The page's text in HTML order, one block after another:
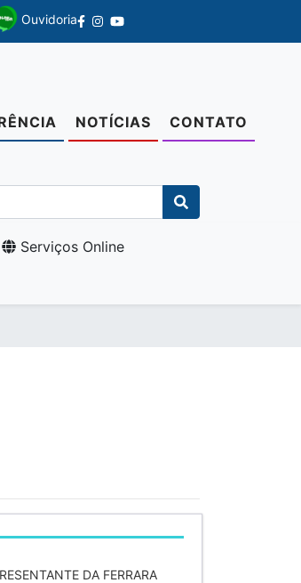
Ouvidoria
NOTÍCIAS CONTATO
Serviços Online
DA FERRARA